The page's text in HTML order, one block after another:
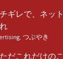
ギレで、ネッ
つぶやき
だこれだけのこ